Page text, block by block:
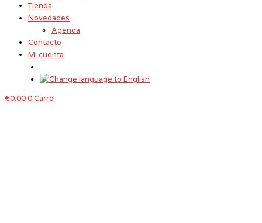
Tienda
Novedades
Agenda
Contacto
Mi cuenta
€0.000Carro